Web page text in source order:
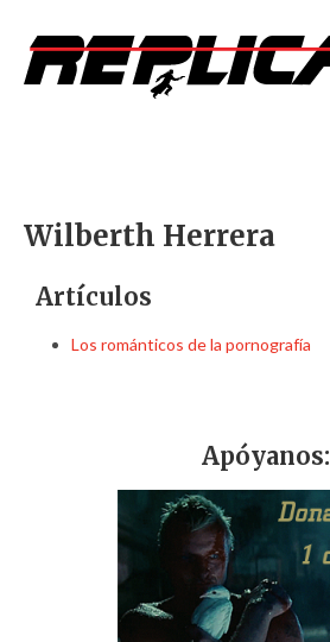
Wilberth Herrera
Artículos
Los románticos de la pornografía
Apóyanos: